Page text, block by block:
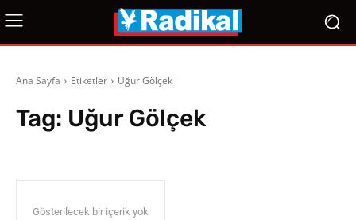
Ana Sayfa Etiketler Uğur Gölçek
Tag: Uğur Gölçek
Gösterilecek bir içerik yok